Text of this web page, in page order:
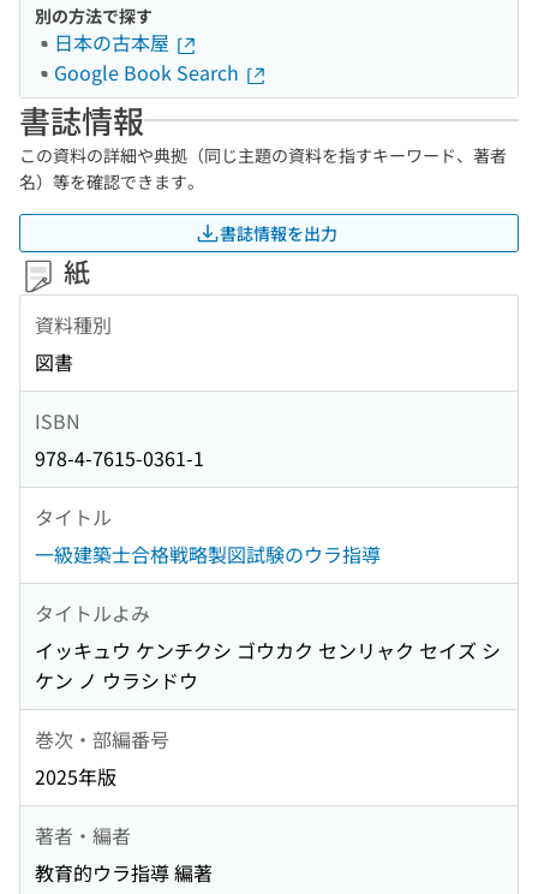
別の方法で探す
日本の古本屋
Google Book Search
書誌情報
この資料の詳細や典拠（同じ主題の資料を指すキーワード、著者
名）等を確認できます。
書誌情報を出力
紙
資料種別
図書
ISBN
978-4-7615-0361-1
タイトル
一級建築士合格戦略製図試験のウラ指導
タイトルよみ
イッキュウ ケンチクシ ゴウカク センリャク セイズ シ
ケン ノ ウラシドウ
巻次・部編番号
2025年版
著者・編者
教育的ウラ指導 編著